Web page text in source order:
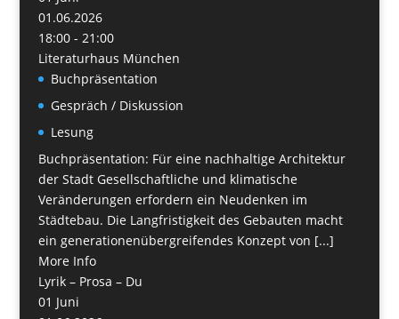
01.06.2026
18:00 - 21:00
Literaturhaus München
Buchpräsentation
Gespräch / Diskussion
Lesung
Buchpräsentation: Für eine nachhaltige Architektur
der Stadt Gesellschaftliche und klimatische
Veränderungen erfordern ein Neudenken im
Städtebau. Die Langfristigkeit des Gebauten macht
ein generationenübergreifendes Konzept von [...]
More Info
Lyrik – Prosa – Du
01 Juni